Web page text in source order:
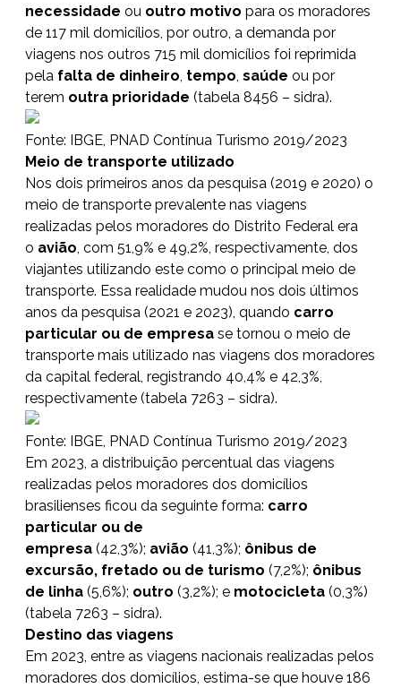
necessidade ou outro motivo para os moradores
de 117 mil domicílios, por outro, a demanda por
viagens nos outros 715 mil domicílios foi reprimida
pela falta de dinheiro, tempo, saúde ou por
terem outra prioridade (tabela 8456 – sidra).
Fonte: IBGE, PNAD Contínua Turismo 2019/2023
Meio de transporte utilizado
Nos dois primeiros anos da pesquisa (2019 e 2020) o
meio de transporte prevalente nas viagens
realizadas pelos moradores do Distrito Federal era
o avião, com 51,9% e 49,2%, respectivamente, dos
viajantes utilizando este como o principal meio de
transporte. Essa realidade mudou nos dois últimos
anos da pesquisa (2021 e 2023), quando carro
particular ou de empresa se tornou o meio de
transporte mais utilizado nas viagens dos moradores
da capital federal, registrando 40,4% e 42,3%,
respectivamente (tabela 7263 – sidra).
Fonte: IBGE, PNAD Contínua Turismo 2019/2023
Em 2023, a distribuição percentual das viagens
realizadas pelos moradores dos domicílios
brasilienses ficou da seguinte forma: carro
particular ou de
empresa (42,3%); avião (41,3%); ônibus de
excursão, fretado ou de turismo (7,2%); ônibus
de linha (5,6%); outro (3,2%); e motocicleta (0,3%)
(tabela 7263 – sidra).
Destino das viagens
Em 2023, entre as viagens nacionais realizadas pelos
moradores dos domicílios, estima-se que houve 186